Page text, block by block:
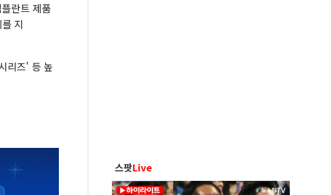
란트 제품
지
리즈' 등 높
스팟Live